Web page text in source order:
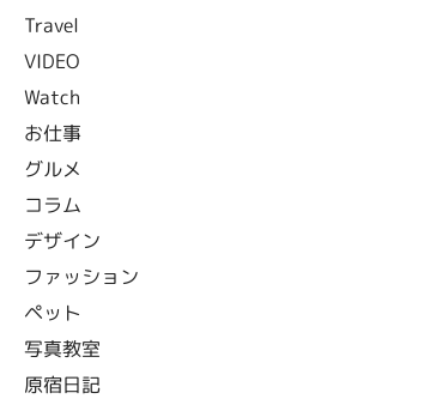
Travel
VIDEO
Watch
お仕事
グルメ
コラム
デザイン
ファッション
ペット
写真教室
原宿日記